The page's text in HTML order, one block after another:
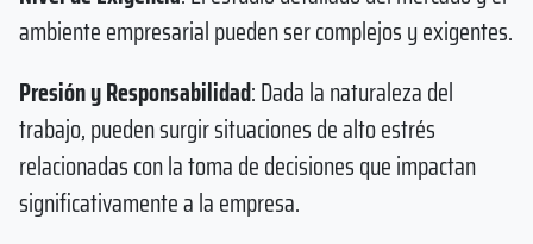
ambiente empresarial pueden ser complejos y exigentes.
Presión y Responsabilidad: Dada la naturaleza del
trabajo, pueden surgir situaciones de alto estrés
relacionadas con la toma de decisiones que impactan
significativamente a la empresa.